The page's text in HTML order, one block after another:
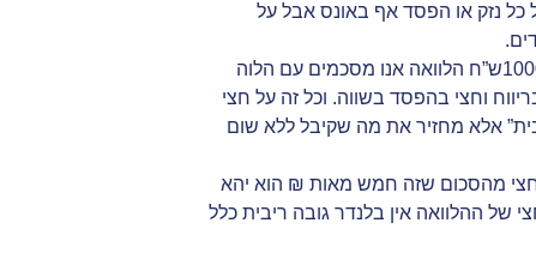
כל נזק או הפסד אף באונס אבל על
לאחר שביארנו שיש מושג של הלוואה ופיקדון ניגש לבאר את המושג “היתר עיסקא” למשל אדם זקוק לסכום של 1000ש”ח הלוואה אנו מסכמים עם הלוה
וחצי בהפסד בשווה. וכל זה על חצי
אלא מחזיר את מה שקיבל ללא שום
חצי מהסכום שזה חמש מאות ₪ הוא יהא
של ההלוואה אין בלנדר גובה ריבית כלל